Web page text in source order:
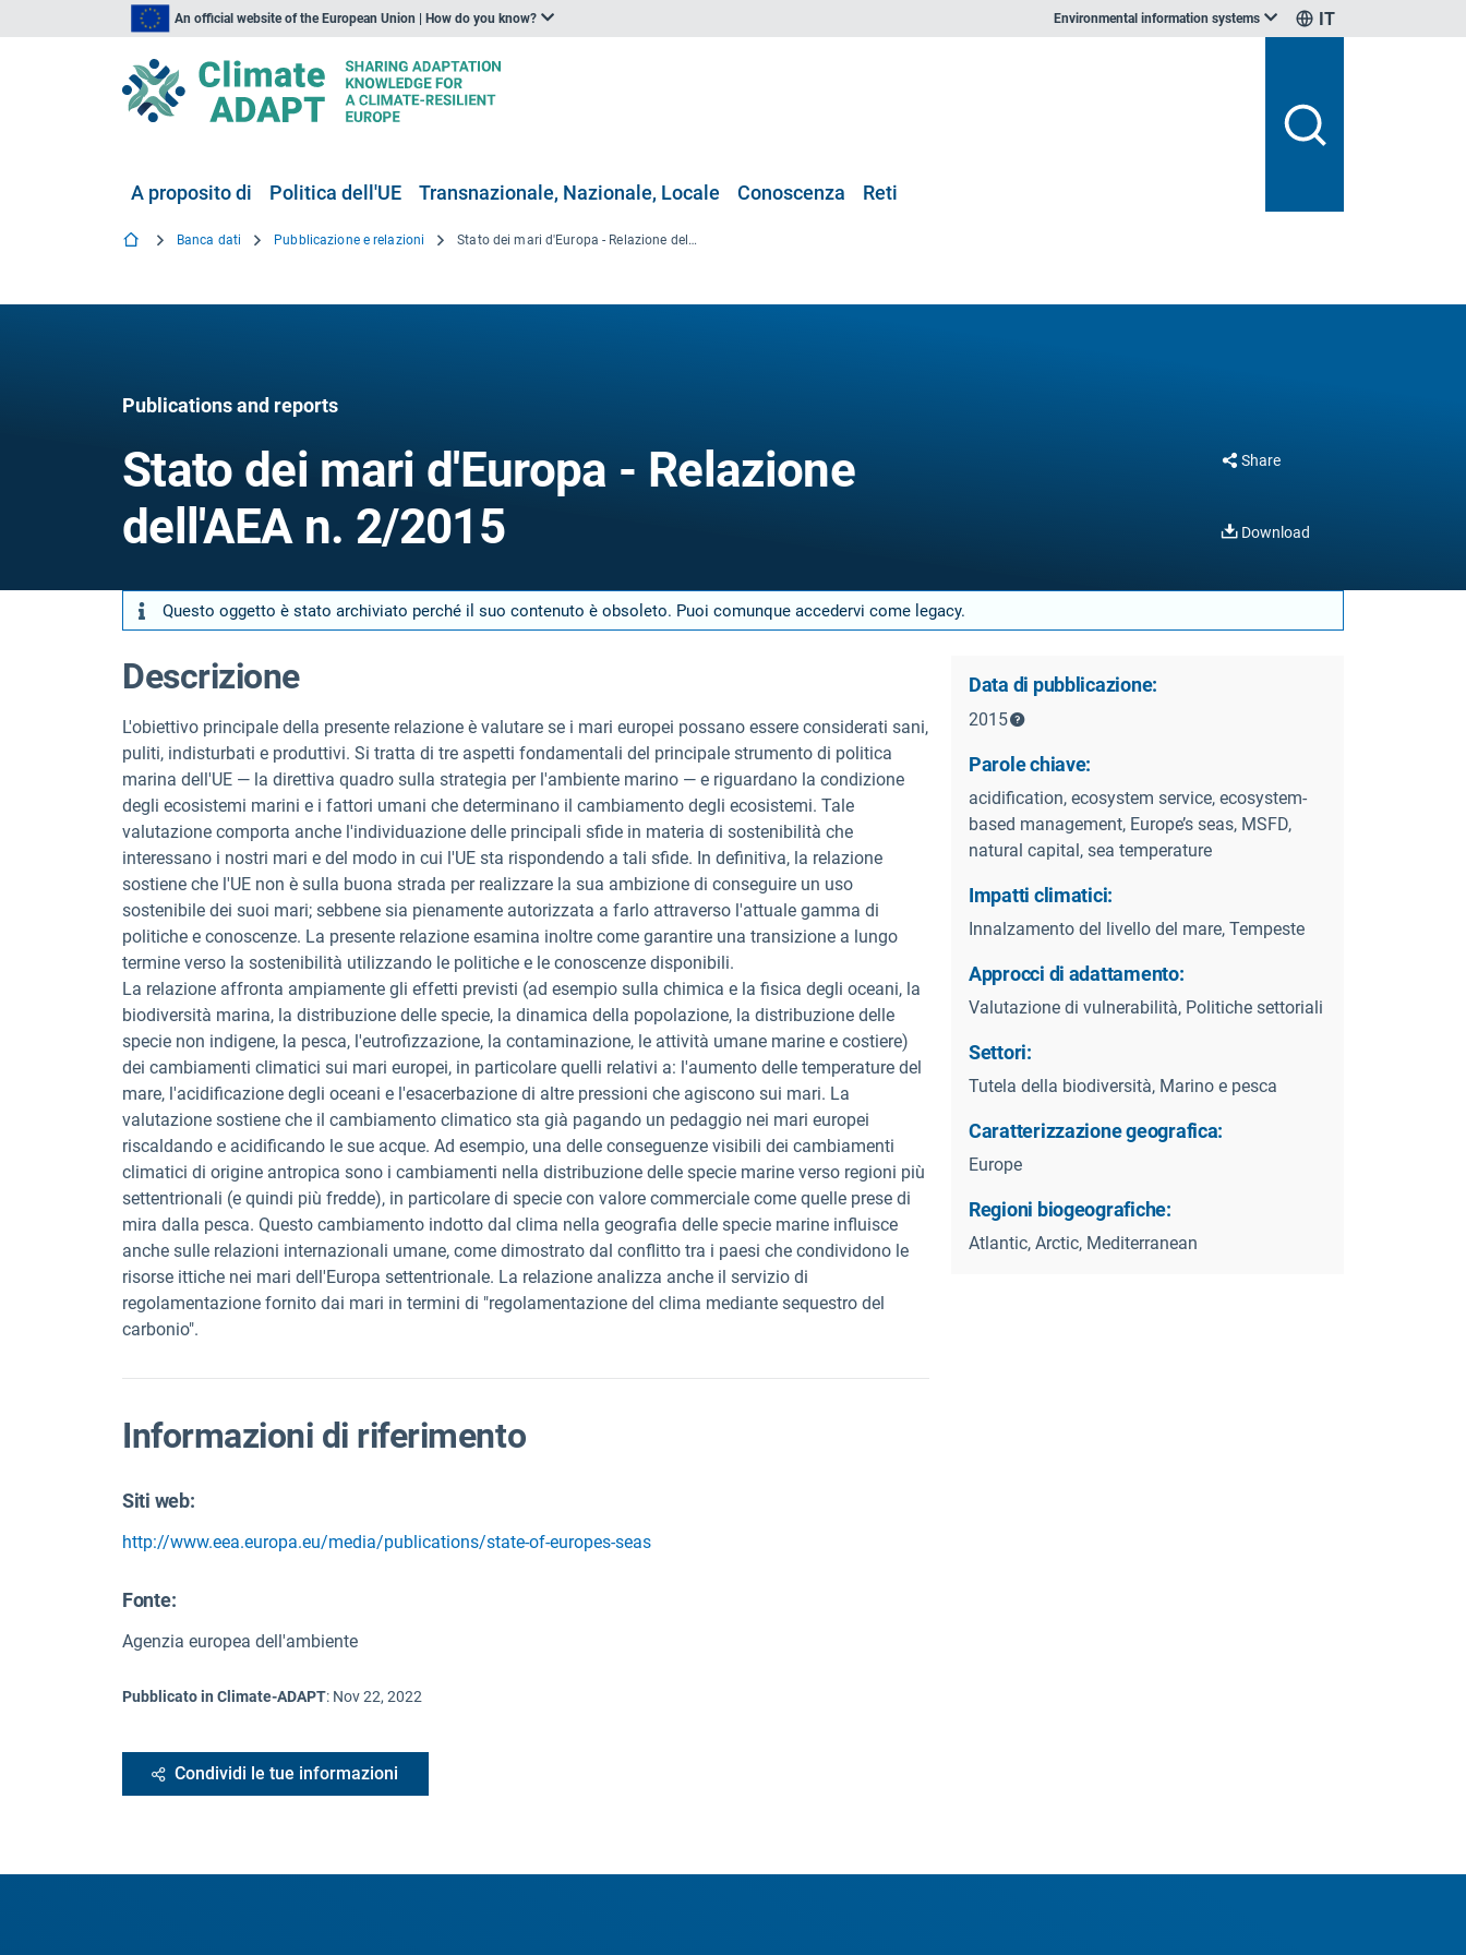
An official website of the European Union | How do you know? Environmental information systems IT
A proposito di Politica dell'UE Transnazionale, Nazionale, Locale Conoscenza Reti
Banca dati Pubblicazione e relazioni Stato dei mari d'Europa - Relazione dell'AEA n. 2/2015
Publications and reports
Stato dei mari d'Europa - Relazione
dell'AEA n. 2/2015
Share
Download
Questo oggetto è stato archiviato perché il suo contenuto è obsoleto. Puoi comunque accedervi come legacy.
Descrizione
L'obiettivo principale della presente relazione è valutare se i mari europei possano essere considerati sani,
puliti, indisturbati e produttivi. Si tratta di tre aspetti fondamentali del principale strumento di politica
marina dell'UE — la direttiva quadro sulla strategia per l'ambiente marino — e riguardano la condizione
degli ecosistemi marini e i fattori umani che determinano il cambiamento degli ecosistemi. Tale
valutazione comporta anche l'individuazione delle principali sfide in materia di sostenibilità che
interessano i nostri mari e del modo in cui l'UE sta rispondendo a tali sfide. In definitiva, la relazione
sostiene che l'UE non è sulla buona strada per realizzare la sua ambizione di conseguire un uso
sostenibile dei suoi mari; sebbene sia pienamente autorizzata a farlo attraverso l'attuale gamma di
politiche e conoscenze. La presente relazione esamina inoltre come garantire una transizione a lungo
termine verso la sostenibilità utilizzando le politiche e le conoscenze disponibili.
La relazione affronta ampiamente gli effetti previsti (ad esempio sulla chimica e la fisica degli oceani, la
biodiversità marina, la distribuzione delle specie, la dinamica della popolazione, la distribuzione delle
specie non indigene, la pesca, l'eutrofizzazione, la contaminazione, le attività umane marine e costiere)
dei cambiamenti climatici sui mari europei, in particolare quelli relativi a: l'aumento delle temperature del
mare, l'acidificazione degli oceani e l'esacerbazione di altre pressioni che agiscono sui mari. La
valutazione sostiene che il cambiamento climatico sta già pagando un pedaggio nei mari europei
riscaldando e acidificando le sue acque. Ad esempio, una delle conseguenze visibili dei cambiamenti
climatici di origine antropica sono i cambiamenti nella distribuzione delle specie marine verso regioni più
settentrionali (e quindi più fredde), in particolare di specie con valore commerciale come quelle prese di
mira dalla pesca. Questo cambiamento indotto dal clima nella geografia delle specie marine influisce
anche sulle relazioni internazionali umane, come dimostrato dal conflitto tra i paesi che condividono le
risorse ittiche nei mari dell'Europa settentrionale. La relazione analizza anche il servizio di
regolamentazione fornito dai mari in termini di "regolamentazione del clima mediante sequestro del
carbonio".
Informazioni di riferimento
Siti web:
http://www.eea.europa.eu/media/publications/state-of-europes-seas
Fonte:
Agenzia europea dell'ambiente
Pubblicato in Climate-ADAPT: Nov 22, 2022
Condividi le tue informazioni
Data di pubblicazione:
2015
Parole chiave:
acidification, ecosystem service, ecosystem-
based management, Europe’s seas, MSFD,
natural capital, sea temperature
Impatti climatici:
Innalzamento del livello del mare, Tempeste
Approcci di adattamento:
Valutazione di vulnerabilità, Politiche settoriali
Settori:
Tutela della biodiversità, Marino e pesca
Caratterizzazione geografica:
Europe
Regioni biogeografiche:
Atlantic, Arctic, Mediterranean